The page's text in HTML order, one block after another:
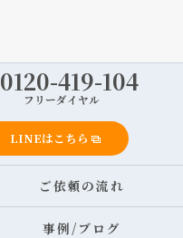
0120-419-104
フリーダイヤル
LINEはこちら
ご依頼の流れ
事例/ブログ